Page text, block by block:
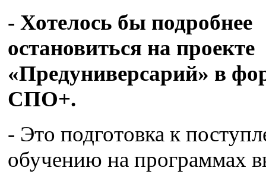
- Хотелось бы подробнее
остановиться на проекте
«Предуниверсарий» в
СПО+.
- Это подготовка к
обучению на программах